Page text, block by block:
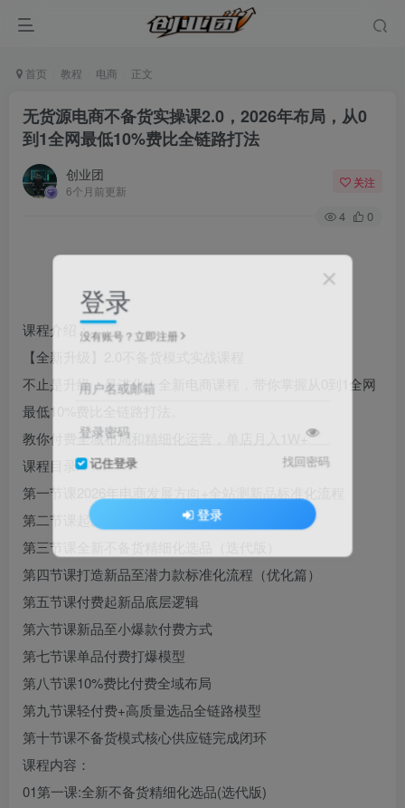
首页 教程 电商 正文
无货源电商不备货实操课2.0，2026年布局，从0
到1全网最低10%费比全链路打法
创业团
6个月前更新
关注
4 0
课程介绍：
【全新升级】2.0不备货模式实战课程
不止是升级，是进化！全新电商课程，带你掌握从0到1全网
最低10%费比全链路打法。
教你付费全域布局和精细化运营，单店月入1W+
课程目录
第一节课2026年电商发展方向+全站测新品标准化流程
第二节课起新品SOP流程（活动篇）
第三节课全新不备货精细化选品（迭代版）
第四节课打造新品至潜力款标准化流程（优化篇）
第五节课付费起新品底层逻辑
第六节课新品至小爆款付费方式
第七节课单品付费打爆模型
第八节课10%费比付费全域布局
第九节课轻付费+高质量选品全链路模型
第十节课不备货模式核心供应链完成闭环
课程内容：
01第一课:全新不备货精细化选品(选代版)
登录
没有账号？立即注册
用户名或邮箱
登录密码
记住登录 找回密码
登录